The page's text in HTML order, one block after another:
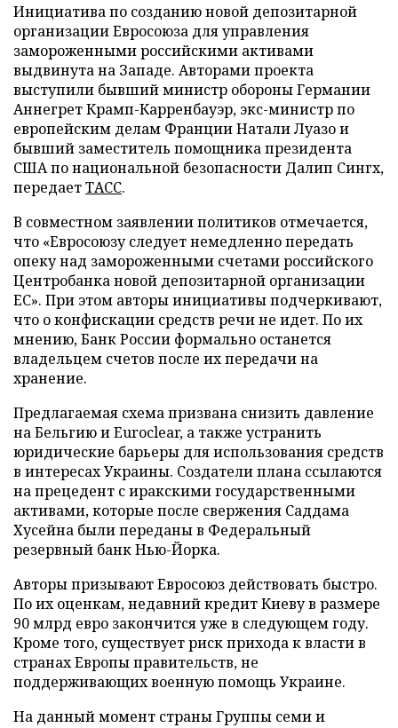
Инициатива по созданию новой депозитарной
организации Евросоюза для управления
замороженными российскими активами
выдвинута на Западе. Авторами проекта
выступили бывший министр обороны Германии
Аннегрет Крамп-Карренбауэр, экс-министр по
европейским делам Франции Натали Луазо и
бывший заместитель помощника президента
США по национальной безопасности Далип Сингх,
передаетТАСС.
В совместном заявлении политиков отмечается,
что «Евросоюзу следует немедленно передать
опеку над замороженными счетами российского
Центробанка новой депозитарной организации
ЕС». При этом авторы инициативы подчеркивают,
что о конфискации средств речи не идет. По их
мнению, Банк России формально останется
владельцем счетов после их передачи на
хранение.
Предлагаемая схема призвана снизить давление
на Бельгию и Euroclear, а также устранить
юридические барьеры для использования средств
в интересах Украины. Создатели плана ссылаются
на прецедент с иракскими государственными
активами, которые после свержения Саддама
Хусейна были переданы в Федеральный
резервный банк Нью-Йорка.
Авторы призывают Евросоюз действовать быстро.
По их оценкам, недавний кредит Киеву в размере
90 млрд евро закончится уже в следующем году.
Кроме того, существует риск прихода к власти в
странах Европы правительств, не
поддерживающих военную помощь Украине.
На данный момент страны Группы семи и